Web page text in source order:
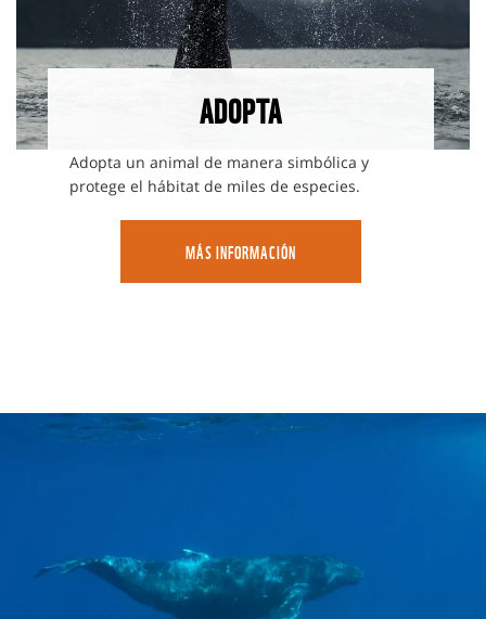
ADOPTA
Adopta un animal de manera simbólica y
protege el hábitat de miles de especies.
MÁS INFORMACIÓN